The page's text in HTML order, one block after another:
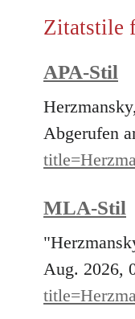
Zitatstile
APA-Stil
Abgerufen
MLA-Stil
Aug. 2026,